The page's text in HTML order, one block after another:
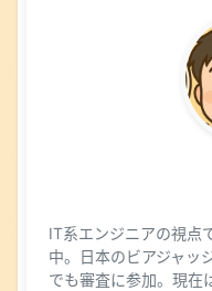
IT系エンジニアの視点
中。日本のビアジャッ
でも審査に参加。現在